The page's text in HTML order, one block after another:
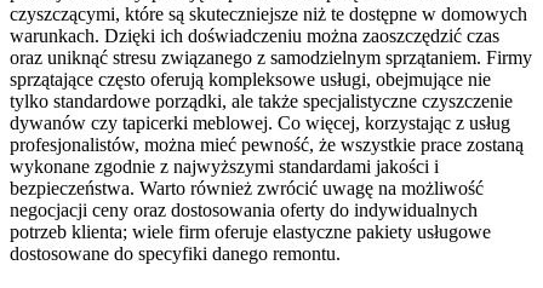
czyszczącymi, które są skuteczniejsze niż te dostępne w domowych
warunkach. Dzięki ich doświadczeniu można zaoszczędzić czas
oraz uniknąć stresu związanego z samodzielnym sprzątaniem. Firmy
sprzątające często oferują kompleksowe usługi, obejmujące nie
tylko standardowe porządki, ale także specjalistyczne czyszczenie
dywanów czy tapicerki meblowej. Co więcej, korzystając z usług
profesjonalistów, można mieć pewność, że wszystkie prace zostaną
wykonane zgodnie z najwyższymi standardami jakości i
bezpieczeństwa. Warto również zwrócić uwagę na możliwość
negocjacji ceny oraz dostosowania oferty do indywidualnych
potrzeb klienta; wiele firm oferuje elastyczne pakiety usługowe
dostosowane do specyfiki danego remontu.